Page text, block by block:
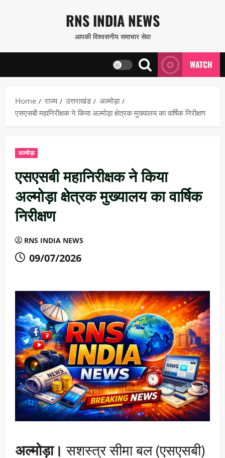
content
RNS INDIA NEWS
आपकी विश्वसनीय समाचार सेवा
WATCH
Home राज्य उत्तराखंड
अल्मोड़ा
एसएसबी महानिरीक्षक ने किया अल्मोड़ा क्षेत्रक मुख्यालय का वार्षिक निरीक्षण
अल्मोड़ा
एसएसबी महानिरीक्षक ने किया
अल्मोड़ा क्षेत्रक मुख्यालय का वार्षिक
निरीक्षण
RNS INDIA NEWS
09/07/2026
अल्मोड़ा। सशस्त्र सीमा बल (एसएसबी)